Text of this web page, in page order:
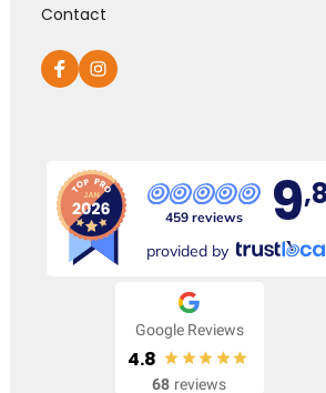
Contact
459 reviews 9,8
provided by
Google Reviews
4.8
68 reviews